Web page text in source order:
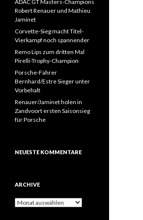
ADAC GT Masters-Champions
Robert Renauer und Mathieu
Jaminet
Corvette-Sieg macht Titel-
Vierkampf noch spannender
Remo Lips zum dritten Mal
Pirelli-Trophy-Champion
Porsche-Fahrer
Bernhard/Estre Sieger unter
Vorbehalt
Renauer/Jaminet holen in
Zandvoort ersten Saisonsieg
für Porsche
NEUESTE KOMMENTARE
ARCHIVE
A